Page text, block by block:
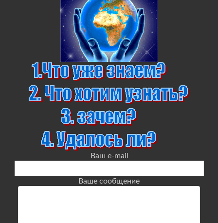
Ваш e-mail
Ваше сообщение